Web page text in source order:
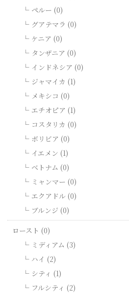
ペルー (0)
グアテマラ (0)
ケニア (0)
タンザニア (0)
インドネシア (0)
ジャマイカ (1)
メキシコ (0)
エチオピア (1)
コスタリカ (0)
ボリビア (0)
イエメン (1)
ベトナム (0)
ミャンマー (0)
エクアドル (0)
ブルンジ (0)
ロースト (0)
ミディアム (3)
ハイ (2)
シティ (1)
フルシティ (2)